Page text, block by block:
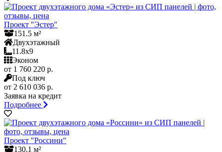
Проект "Эстер"
151.5 м²
Двухэтажный
11.8x9
Эконом
от 1 760 220 р.
Под ключ
от 2 610 036 р.
Заявка на кредит
Подробнее
Проект "Россини"
130.1 м²